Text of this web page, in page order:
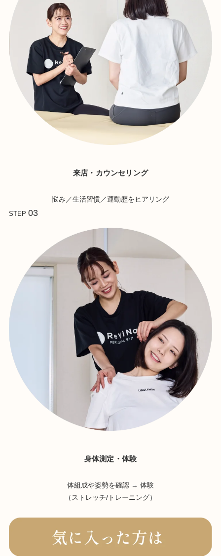
来店・カウンセリング
悩み／生活習慣／運動歴をヒアリング
STEP 03
身体測定・体験
体組成や姿勢を確認 → 体験
（ストレッチ/トレーニング）